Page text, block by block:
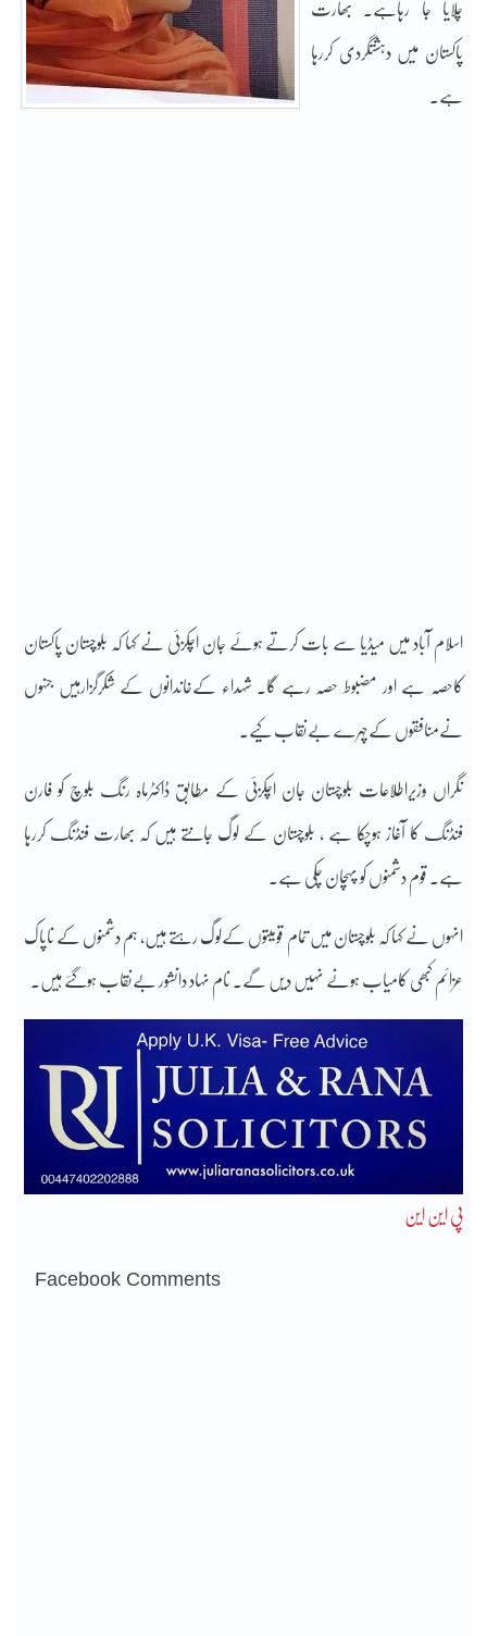
چلایا جا رہاہے۔ بھارت
پاکستان میں دہشتگردی کررہا
ہے۔
اسلام آباد میں میڈیا سے بات کرتے ہوئے جان اچکزئی نے کہا کہ بلوچستان پاکستان
کاحصہ ہے اور مضبوط حصہ رہے گا۔ شہداء کےخاندانوں کے شکرگزارہیں جنہوں
نےمنافقوں کےچہرے بےنقاب کیے۔
نگراں وزیراطلاعات بلوچستان جان اچکزئی کے مطابق ڈاکٹرماہ رنگ بلوچ کو فارن
فنڈنگ کا آغاز ہوچکا ہے ، بلوچستان کے لوگ جانتے ہیں کہ بھارت فنڈنگ کررہا
ہے۔ قوم دشمنوں کو پہچان چکی ہے۔
انہوں نے کہا کہ بلوچستان میں تمام قومیتوں کےلوگ رہتے ہیں، ہم دشمنوں کے ناپاک
عزائم کبھی کامیاب ہونے نہیں دیں گے۔ نام نہاد دانشور بےنقاب ہوگئے ہیں۔
پی این این
Facebook Comments